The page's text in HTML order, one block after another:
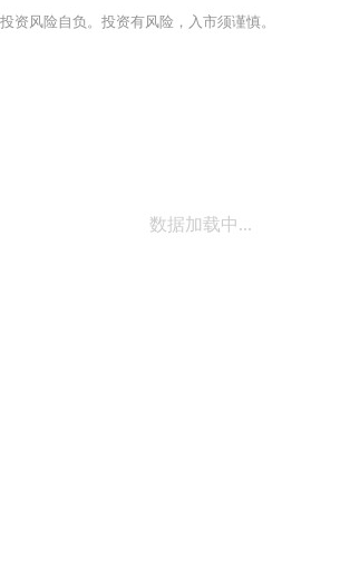
资风险自负。投资有风险，入市须谨慎。
数据加载中...